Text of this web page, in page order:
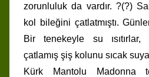
zorunluluk da vardır. ?(?)
kol bileğini çatlatmıştı.
Bir tenekeyle su ısıtırlar,
çatlamış şiş kolunu sıcak
Kürk Mantolu Madonna